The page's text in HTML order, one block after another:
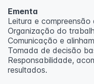
Ementa
Leitura e
Organização do
Comunicação e
Tomada de decisão
Responsabilidade,
resultados.